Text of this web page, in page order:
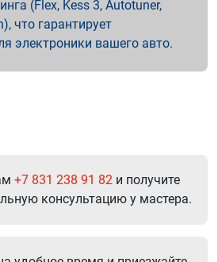
(Flex, Kess 3, Autotuner,
что гарантирует
электроники вашего авто.
+7 831 238 91 82 и получите
консультацию у мастера.